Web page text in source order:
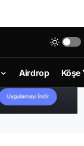
Airdrop Köşe